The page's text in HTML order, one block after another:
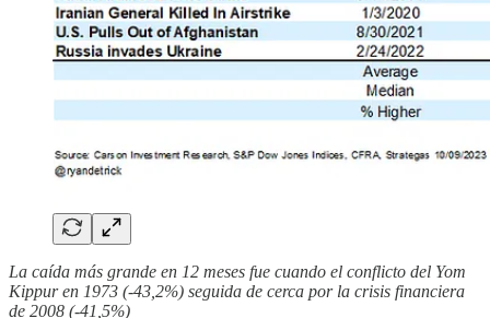
La caída más grande en 12 meses fue cuando el conflicto del Yom
Kippur en 1973 (-43,2%) seguida de cerca por la crisis financiera
de 2008 (-41,5%)